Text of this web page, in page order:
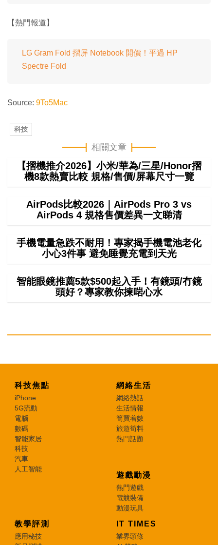
【熱門報道】
LG Gram Fold 摺屏 Notebook 開價！平過 HP
Spectre Fold
Source: 9To5Mac
科技
相關文章
【摺機推介2026】小米/華為/三星/Honor摺
機8款熱賣比較 規格/售價/屏幕尺寸一覽
AirPods比較2026｜AirPods Pro 3 vs
AirPods 4 規格售價差異一文睇清
手機電量急跌不耐用！專家揭手機電池老化
小心3件事 避免睡覺充電到天光
智能眼鏡推薦5款$500起入手！有鏡頭/冇鏡
頭好？專家教你揀啱心水
科技焦點
iPhone
5G流動
電腦
數碼
智能家居
科技
汽車
人工智能
網絡生活
網絡熱話
生活情報
筍買着數
旅遊筍料
熱門話題
遊戲動漫
熱門遊戲
電競裝備
動漫玩具
教學評測
應用秘技
IT TIMES
業界頭條